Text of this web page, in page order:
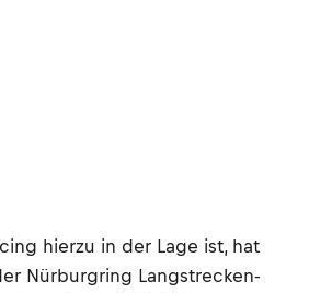
hierzu in der Lage ist, hat
Nürburgring Langstrecken-